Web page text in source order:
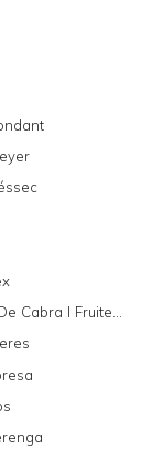
Cabra I Fruite...